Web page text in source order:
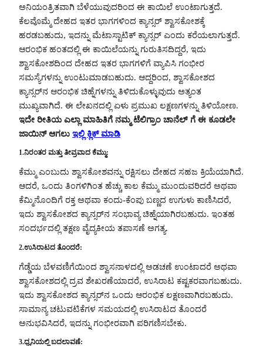
ಅನಿಯಂತ್ರಿತವಾಗಿ ಬೆಳೆಯುವುದರಿಂದ ಈ ಕಾಯಿಲೆ ಉಂಟಾಗುತ್ತದೆ.
ಕೆಲವೊಮ್ಮೆ ದೇಹದ ಇತರ ಭಾಗಗಳಿಂದ ಕ್ಯಾನ್ಸರ್ ಶ್ವಾಸಕೋಶಕ್ಕೆ
ಹರಡಬಹುದು, ಇದನ್ನು ಮೆಟಾಸ್ಟಾಟಿಕ್ ಕ್ಯಾನ್ಸರ್ ಎಂದು ಕರೆಯಲಾಗುತ್ತದೆ.
ಆರಂಭಿಕ ಹಂತದಲ್ಲಿ ಈ ಕಾಯಿಲೆಯನ್ನು ಗುರುತಿಸದಿದ್ದರೆ, ಇದು
ಶ್ವಾಸಕೋಶದಿಂದ ದೇಹದ ಇತರ ಭಾಗಗಳಿಗೆ ವ್ಯಾಪಿಸಿ ಗಂಭೀರ
ಸಮಸ್ಯೆಗಳನ್ನು ಉಂಟುಮಾಡಬಹುದು. ಆದ್ದರಿಂದ, ಶ್ವಾಸಕೋಶದ
ಕ್ಯಾನ್ಸರ್‌ನ ಆರಂಭಿಕ ಚಿಹ್ನೆಗಳನ್ನು ತಿಳಿದುಕೊಳ್ಳುವುದು ಅತ್ಯಂತ
ಮುಖ್ಯವಾಗಿದೆ. ಈ ಲೇಖನದಲ್ಲಿ ಏಳು ಪ್ರಮುಖ ಲಕ್ಷಣಗಳನ್ನು ತಿಳಿಯೋಣ.
ಇದೇ ರೀತಿಯ ಎಲ್ಲಾ ಮಾಹಿತಿಗೆ ನಮ್ಮ ಟೆಲಿಗ್ರಾಂ ಚಾನೆಲ್ ಗೆ ಈ ಕೂಡಲೇ
ಜಾಯಿನ್ ಆಗಲು ಇಲ್ಲಿ ಕ್ಲಿಕ್ ಮಾಡಿ
1.ನಿರಂತರ ಮತ್ತು ತೀವ್ರವಾದ ಕೆಮ್ಮು:
ಕೆಮ್ಮು ಎಂಬುದು ಶ್ವಾಸಕೋಶವನ್ನು ರಕ್ಷಿಸಲು ದೇಹದ ಸಹಜ ಕ್ರಿಯೆಯಾಗಿದೆ.
ಆದರೆ, ಒಂದು ತಿಂಗಳಿಗಿಂತ ಹೆಚ್ಚು ಕಾಲ ಕೆಮ್ಮು ಮುಂದುವರಿದರೆ ಅಥವಾ
ಕೆಮ್ಮಿನೊಂದಿಗೆ ರಕ್ತ ಅಥವಾ ಕಂದು-ಕೆಂಪು ಬಣ್ಣದ ಉಗುಳು ಕಾಣಿಸಿದರೆ,
ಇದು ಶ್ವಾಸಕೋಶದ ಕ್ಯಾನ್ಸರ್‌ನ ಸಂಭಾವ್ಯ ಚಿಹ್ನೆಯಾಗಿರಬಹುದು. ಇಂತಹ
ಸಂದರ್ಭದಲ್ಲಿ ತಕ್ಷಣ ವೈದ್ಯಕೀಯ ತಪಾಸಣೆ ಅಗತ್ಯ.
2.ಉಸಿರಾಟದ ತೊಂದರೆ:
ಗೆಡ್ಡೆಯ ಬೆಳವಣಿಗೆಯಿಂದ ಶ್ವಾಸನಾಳದಲ್ಲಿ ಅಡಚಣೆ ಉಂಟಾದರೆ ಅಥವಾ
ಶ್ವಾಸಕೋಶದಲ್ಲಿ ದ್ರವ ಶೇಖರಣೆಯಾದರೆ, ಉಸಿರಾಟ ಕಷ್ಟಕರವಾಗಬಹುದು.
ಇದು ಶ್ವಾಸಕೋಶದ ಕ್ಯಾನ್ಸರ್‌ನ ಒಂದು ಆರಂಭಿಕ ಲಕ್ಷಣವಾಗಿರಬಹುದು.
ಸಾಮಾನ್ಯ ಚಟುವಟಿಕೆಗಳ ಸಮಯದಲ್ಲಿ ಉಸಿರಾಟದ ತೊಂದರೆ
ಅನುಭವಿಸಿದರೆ, ಇದನ್ನು ಗಂಭೀರವಾಗಿ ಪರಿಗಣಿಸಬೇಕು.
3.ಧ್ವನಿಯಲ್ಲಿ ಬದಲಾವಣೆ: